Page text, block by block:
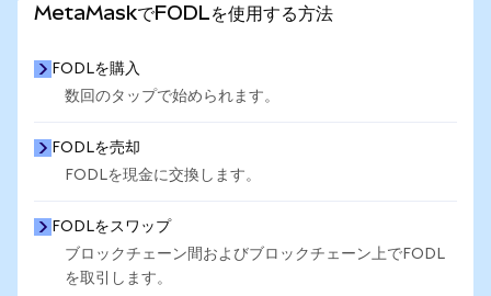
MetaMaskでFODLを使用する方法
FODLを購入
数回のタップで始められます。
FODLを売却
FODLを現金に交換します。
FODLをスワップ
ブロックチェーン間およびブロックチェーン上でFODL
を取引します。